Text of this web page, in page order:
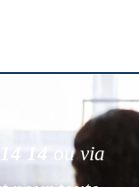
14
ou via